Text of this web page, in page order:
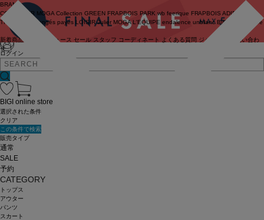
ログイン
BRAND
COUTURIER MOGA Collection GREEN FRAPBOIS PARK wb feerique FRAPBOIS ADIEU
TRISTESSE
congés payés LOISIR Julier MOGA L'EQUIPE endalence unbilanc BIGI online store
新着商品 ニュース セール スタッフ コーディネート よくある質問 ジャーナル
お問い合わ
せ
BIGI online store
選択された条件
クリア
この条件で検索
販売タイプ
通常
SALE
予約
CATEGORY
トップス
アウター
パンツ
スカート